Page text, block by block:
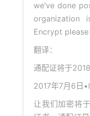
we’ve done
organization
Encrypt
翻译：
通配证将于
2017年7月6日
让我们加密将